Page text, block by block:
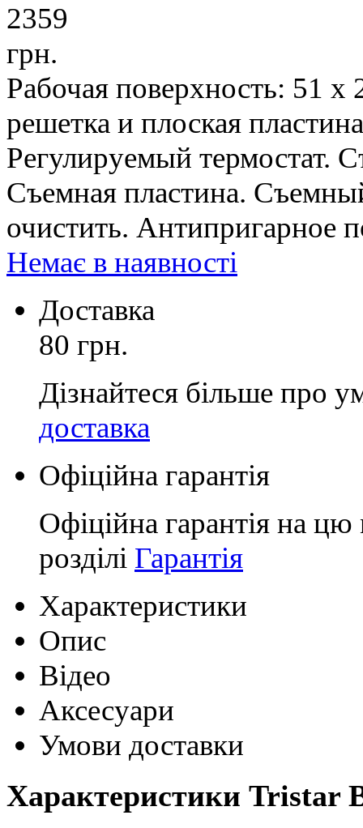
2359
грн.
Рабочая поверхность: 51
решетка и плоская
Регулируемый термостат.
Съемная пластина.
очистить. Антипригарное
Немає в наявності
Доставка
80 грн.
Дізнайтеся більше про
доставка
Офіційна гарантія
Офіційна гарантія на
розділі Гарантія
Характеристики
Опис
Відео
Аксесуари
Умови доставки
Характеристики Tristar